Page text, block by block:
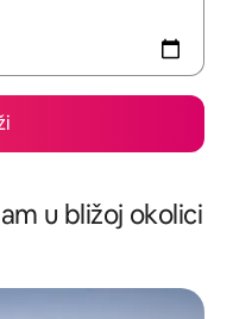
u bližoj okolici